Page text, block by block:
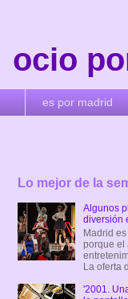
ocio
es por madrid
Lo mejor de la
Algunos
diversión
Madrid
porque el
La oferta
'2001.